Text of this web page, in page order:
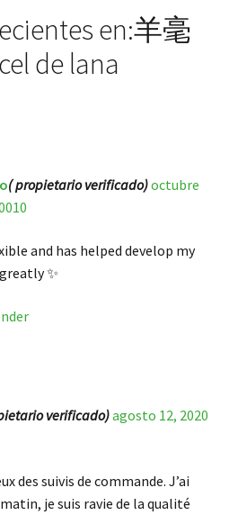
en:羊毫
de lana
( propietario verificado)octubre
and has helped develop my
✨
verificado)agosto 12, 2020
des suivis de commande. J’ai
je suis ravie de la qualité